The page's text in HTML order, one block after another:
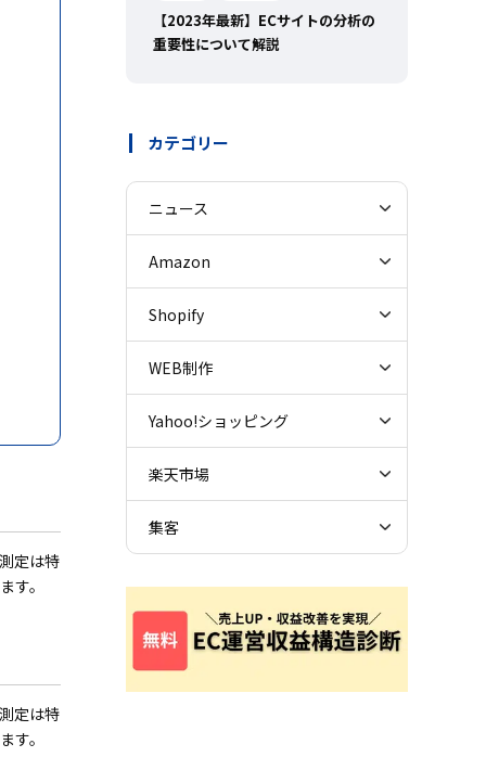
定は特
す。
定は特
す。
【2023年最新】ECサイトの分析の
重要性について解説
カテゴリー
ニュース
Amazon
Shopify
WEB制作
Yahoo!ショッピング
楽天市場
集客